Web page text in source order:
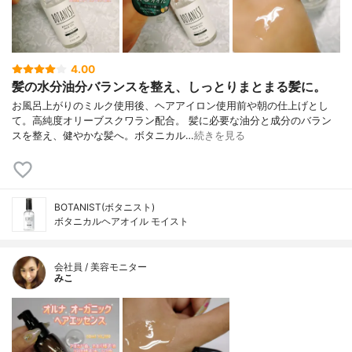
4.00
髪の水分油分バランスを整え、しっとりまとまる髪に。
お風呂上がりのミルク使用後、ヘアアイロン使用前や朝の仕上げとし
て。高純度オリーブスクワラン配合。 髪に必要な油分と成分のバラン
スを整え、健やかな髪へ。ボタニカル…続きを見る
BOTANIST(ボタニスト)
ボタニカルヘアオイル モイスト
会社員 / 美容モニター
みこ